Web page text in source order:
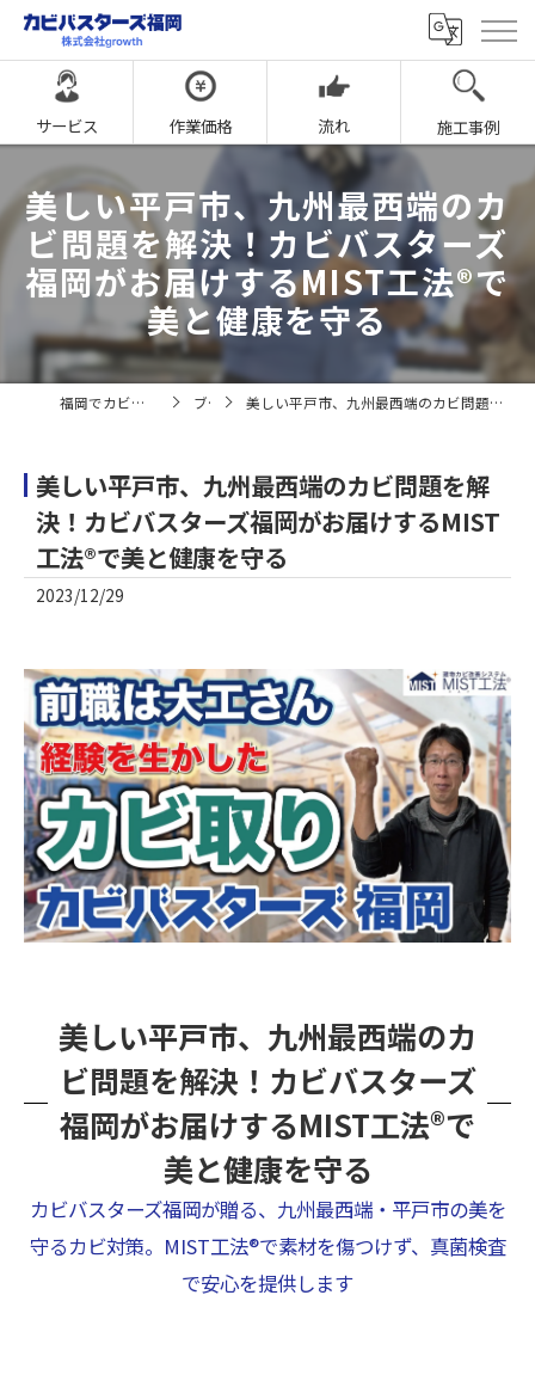
サービス 作業価格 流れ 施工事例
美しい平戸市、九州最西端のカ
ビ問題を解決！カビバスターズ
福岡がお届けするMIST工法®で
美と健康を守る
福岡でカビ取りならカビバスターズ福岡 ブログ 美しい平戸市、九州最西端のカビ問題を解決！カビバスターズ福岡がお届けするMIST工法®で美と健康を守る
美しい平戸市、九州最西端のカビ問題を解
決！カビバスターズ福岡がお届けするMIST
工法®で美と健康を守る
2023/12/29
美しい平戸市、九州最西端のカ
ビ問題を解決！カビバスターズ
福岡がお届けするMIST工法®で
美と健康を守る
カビバスターズ福岡が贈る、九州最西端・平戸市の美を
守るカビ対策。MIST工法®で素材を傷つけず、真菌検査
で安心を提供します